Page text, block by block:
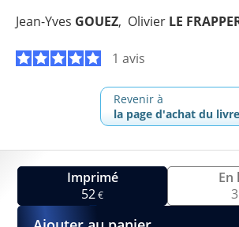
Jean-Yves GOUEZ Olivier LE
1 avis
Revenir à
la page d'achat du livre
Imprimé
52€
En